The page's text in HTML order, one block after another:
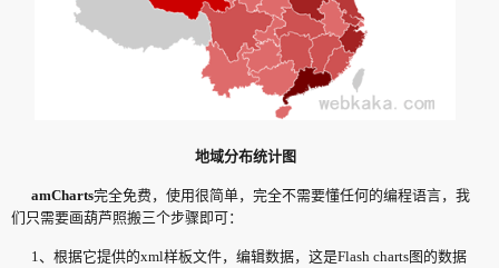
地域分布统计图
amCharts完全免费，使用很简单，完全不需要懂任何的编程语言，我
们只需要画葫芦照搬三个步骤即可：
1、根据它提供的xml样板文件，编辑数据，这是Flash charts图的数据